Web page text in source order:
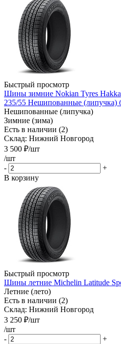
Быстрый просмотр
Шины зимние Nokian Tyres
235/55 Нешипованные (липучка)
Нешипованные (липучка)
Зимние (зима)
Есть в наличии (2)
Склад: Нижний Новгород
3 500 ₽/шт
/шт
-
+
В корзину
Быстрый просмотр
Шины летние Michelin Latitude
Летние (лето)
Есть в наличии (2)
Склад: Нижний Новгород
3 250 ₽/шт
/шт
-
+